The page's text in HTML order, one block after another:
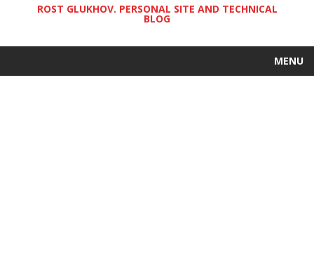
ROST GLUKHOV. PERSONAL SITE AND TECHNICAL
BLOG
MENU